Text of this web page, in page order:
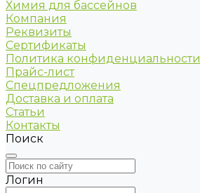
Химия для бассейнов
Компания
Реквизиты
Сертификаты
Политика конфиденциальности
Прайс-лист
Спецпредложения
Доставка и оплата
Статьи
Контакты
Поиск
Логин